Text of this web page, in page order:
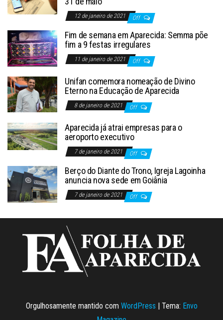
12 de janeiro de 2021 Off
Fim de semana em Aparecida: Semma põe
fim a 9 festas irregulares
11 de janeiro de 2021 Off
Unifan comemora nomeação de Divino
Eterno na Educação de Aparecida
8 de janeiro de 2021 Off
Aparecida já atrai empresas para o
aeroporto executivo
7 de janeiro de 2021 Off
Berço do Diante do Trono, Igreja Lagoinha
anuncia nova sede em Goiânia
7 de janeiro de 2021 Off
Orgulhosamente mantido com WordPress | Tema: Envo